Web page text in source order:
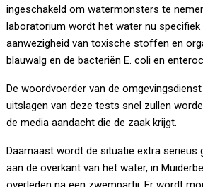
ingeschakeld om watermonsters te
laboratorium wordt het water nu
aanwezigheid van toxische stoffen en
blauwalg en de bacteriën E. coli en
De woordvoerder van de
uitslagen van deze tests snel zullen
de media aandacht die de zaak krijgt.
Daarnaast wordt de situatie extra
aan de overkant van het water, in